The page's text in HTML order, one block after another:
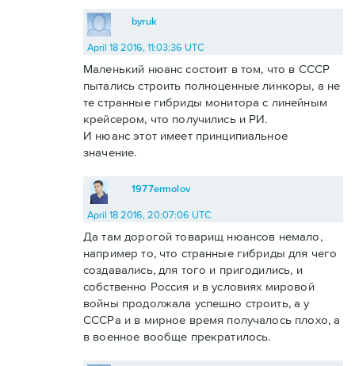
byruk
April 18 2016, 11:03:36 UTC
Маленький нюанс состоит в том, что в СССР
пытались строить полноценные линкоры, а не
те странные гибриды монитора с линейным
крейсером, что получились и РИ.
И нюанс этот имеет принципиальное
значение.
1977ermolov
April 18 2016, 20:07:06 UTC
Да там дорогой товарищ нюансов немало,
например то, что странные гибриды для чего
создавались, для того и пригодились, и
собственно Россия и в условиях мировой
войны продолжала успешно строить, а у
СССРа и в мирное время получалось плохо, а
в военное вообще прекратилось.